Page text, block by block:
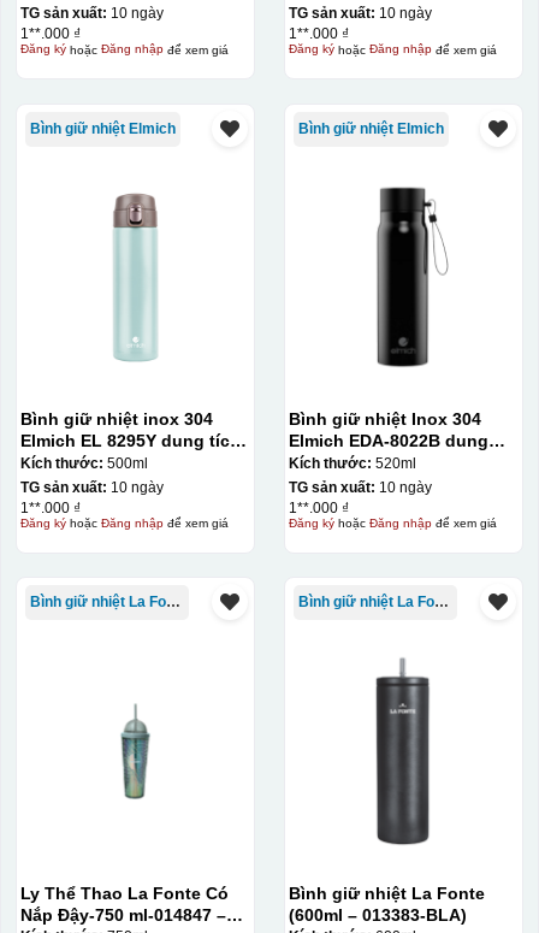
TG sản xuất: 10 ngày
1**.000 ₫
Đăng kýhoặc Đăng nhậpđể xem giá
TG sản xuất: 10 ngày
1**.000 ₫
Đăng kýhoặc Đăng nhậpđể xem giá
Bình giữ nhiệt Elmich
Bình giữ nhiệt inox 304
Elmich EL 8295Y dung tích
500ml
Kích thước: 500ml
TG sản xuất: 10 ngày
1**.000 ₫
Đăng kýhoặc Đăng nhậpđể xem giá
Bình giữ nhiệt Elmich
Bình giữ nhiệt Inox 304
Elmich EDA-8022B dung
tích 520ml
Kích thước: 520ml
TG sản xuất: 10 ngày
1**.000 ₫
Đăng kýhoặc Đăng nhậpđể xem giá
Bình giữ nhiệt La Fonte
Ly Thể Thao La Fonte Có
Nắp Đậy-750 ml-014847 –
Bình giữ nhiệt La Fonte
Bình giữ nhiệt La Fonte
(600ml – 013383-BLA)